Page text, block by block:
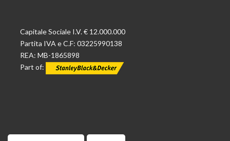
Capitale Sociale I.V. € 12.000.000
Partita IVA e C.F: 03225990138
REA: MB-1865898
Part of: